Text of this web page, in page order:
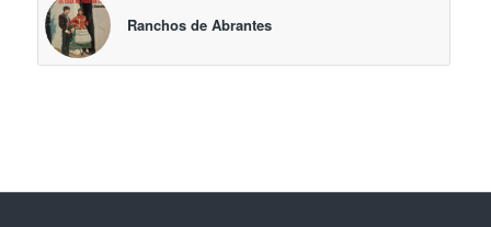
Ranchos de Abrantes